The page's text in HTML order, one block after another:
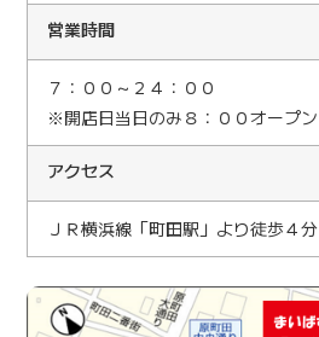
営業時間
７：００～２４：００
※開店日当日のみ８：００オープン
アクセス
ＪＲ横浜線「町田駅」より徒歩４分